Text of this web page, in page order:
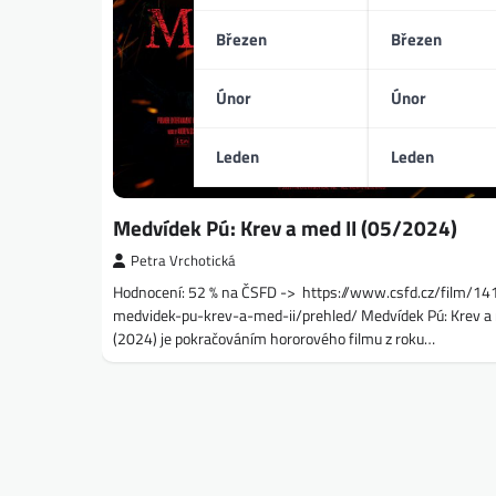
Březen
Únor
Leden
Březen
Únor
Leden
Medvídek Pú: Krev a med II (05/2024)
Petra Vrchotická
Hodnocení: 52 % na ČSFD -> https://www.csfd.cz/film/
medvidek-pu-krev-a-med-ii/prehled/ Medvídek Pú: Krev a
(2024) je pokračováním hororového filmu z roku…